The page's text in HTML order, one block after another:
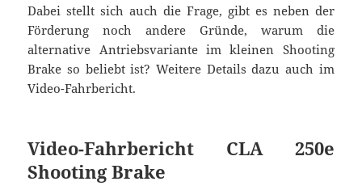
Dabei stellt sich auch die Frage, gibt es neben der
Förderung noch andere Gründe, warum die
alternative Antriebsvariante im kleinen Shooting
Brake so beliebt ist? Weitere Details dazu auch im
Video-Fahrbericht.
Video-Fahrbericht CLA 250e
Shooting Brake